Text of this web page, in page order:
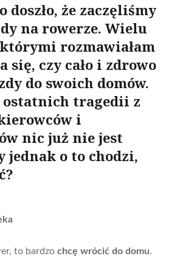
doszło, że zaczęliśmy
na rowerze. Wielu
rozmawiałam
się, czy cało i zdrowo
do swoich domów.
tragedii z
i
nic już nie jest
jednak o to chodzi,
to bardzo chcę wrócić do domu.